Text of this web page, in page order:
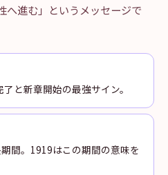
へ進む」というメッセージで
と新章開始の最強サイン。
間。1919はこの期間の意味を